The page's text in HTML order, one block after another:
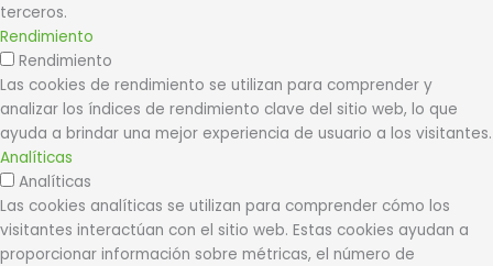
terceros.
Rendimiento
Rendimiento
Las cookies de rendimiento se utilizan para comprender y
analizar los índices de rendimiento clave del sitio web, lo que
ayuda a brindar una mejor experiencia de usuario a los visitantes.
Analíticas
Analíticas
Las cookies analíticas se utilizan para comprender cómo los
visitantes interactúan con el sitio web. Estas cookies ayudan a
proporcionar información sobre métricas, el número de